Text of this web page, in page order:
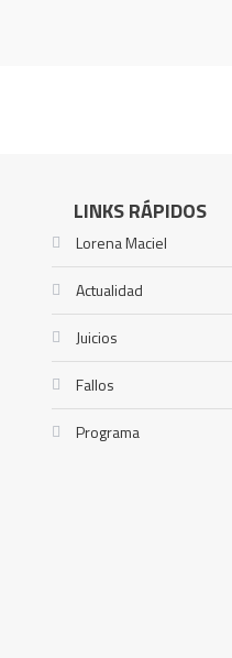
LINKS RÁPIDOS
Lorena Maciel
Actualidad
Juicios
Fallos
Programa